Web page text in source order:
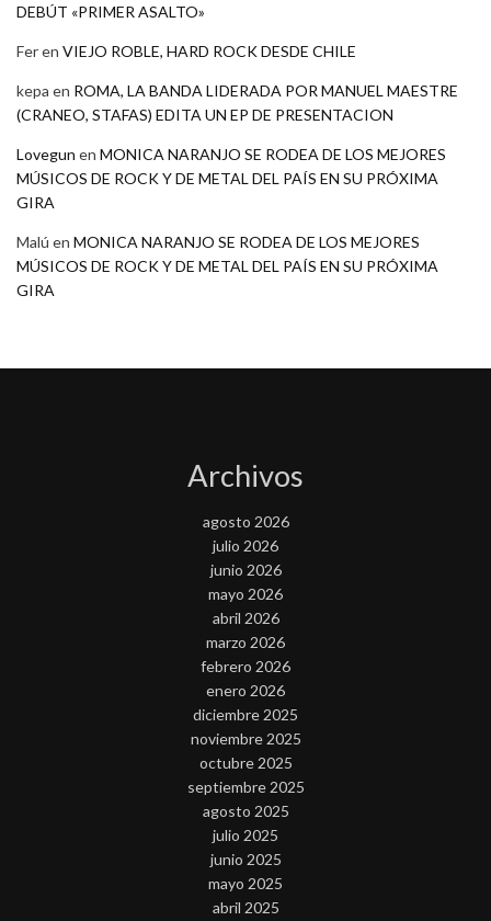
DEBÚT «PRIMER ASALTO»
Feren VIEJO ROBLE, HARD ROCK DESDE CHILE
kepa en ROMA, LA BANDA LIDERADA POR MANUEL MAESTRE
(CRANEO, STAFAS) EDITA UN EP DE PRESENTACION
Lovegun en MONICA NARANJO SE RODEA DE LOS MEJORES
MÚSICOS DE ROCK Y DE METAL DEL PAÍS EN SU PRÓXIMA
GIRA
Malú en MONICA NARANJO SE RODEA DE LOS MEJORES
MÚSICOS DE ROCK Y DE METAL DEL PAÍS EN SU PRÓXIMA
GIRA
Archivos
agosto 2026
julio 2026
junio 2026
mayo 2026
abril 2026
marzo 2026
febrero 2026
enero 2026
diciembre 2025
noviembre 2025
octubre 2025
septiembre 2025
agosto 2025
julio 2025
junio 2025
mayo 2025
abril 2025